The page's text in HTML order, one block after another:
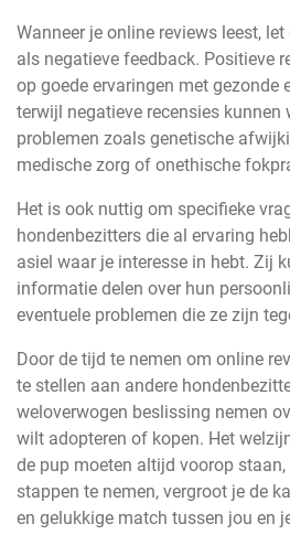
Wanneer je online reviews leest,
als negatieve feedback. Positieve
op goede ervaringen met gezonde
terwijl negatieve recensies kunnen
problemen zoals genetische
medische zorg of onethische
Het is ook nuttig om specifieke
hondenbezitters die al ervaring
asiel waar je interesse in hebt. Zij
informatie delen over hun
eventuele problemen die ze zijn
Door de tijd te nemen om online
te stellen aan andere
weloverwogen beslissing nemen
wilt adopteren of kopen. Het
de pup moeten altijd voorop staan,
stappen te nemen, vergroot je de
en gelukkige match tussen jou en